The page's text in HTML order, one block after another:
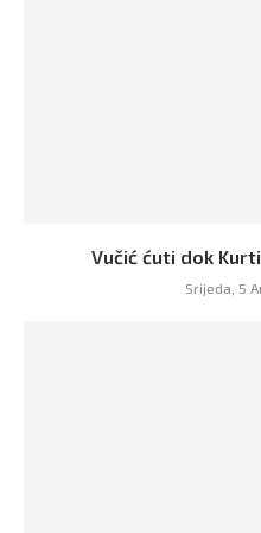
Vučić ćuti dok
Srijeda, 5